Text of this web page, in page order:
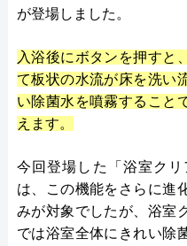
が登場しました。
入浴後にボタンを押すと
て板状の水流が床を洗い
い除菌水を噴霧すること
えます。
今回登場した「浴室クリ
は、この機能をさらに進
みが対象でしたが、浴室
では浴室全体にきれい除